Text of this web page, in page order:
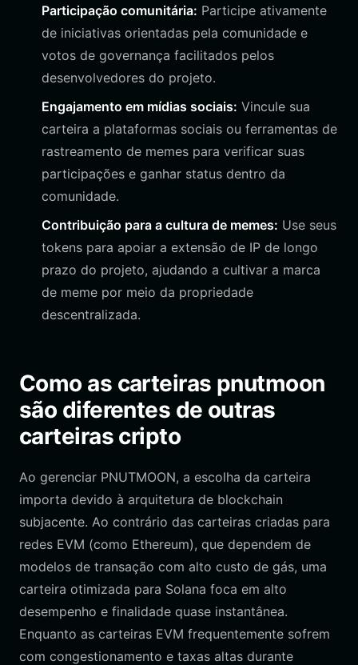
Participação comunitária: Participe ativamente
de iniciativas orientadas pela comunidade e
votos de governança facilitados pelos
desenvolvedores do projeto.
Engajamento em mídias sociais: Vincule sua
carteira a plataformas sociais ou ferramentas de
rastreamento de memes para verificar suas
participações e ganhar status dentro da
comunidade.
Contribuição para a cultura de memes: Use seus
tokens para apoiar a extensão de IP de longo
prazo do projeto, ajudando a cultivar a marca
de meme por meio da propriedade
descentralizada.
Como as carteiras pnutmoon
são diferentes de outras
carteiras cripto
Ao gerenciar PNUTMOON, a escolha da carteira
importa devido à arquitetura de blockchain
subjacente. Ao contrário das carteiras criadas para
redes EVM (como Ethereum), que dependem de
modelos de transação com alto custo de gás, uma
carteira otimizada para Solana foca em alto
desempenho e finalidade quase instantânea.
Enquanto as carteiras EVM frequentemente sofrem
com congestionamento e taxas altas durante